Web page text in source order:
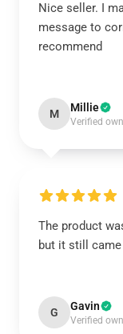
Nice seller. I
message to
recommend
M Millie
Verified
The product
but it still
G Gavin
Verified